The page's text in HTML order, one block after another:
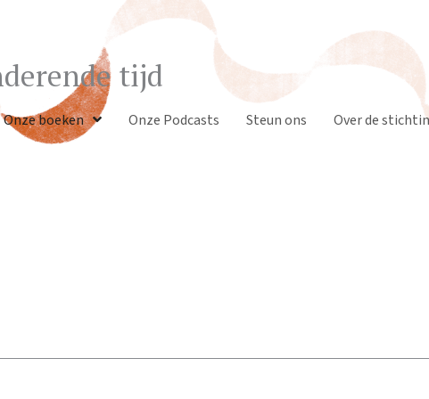
tijd
Onze boeken Onze Podcasts Steun ons Over de